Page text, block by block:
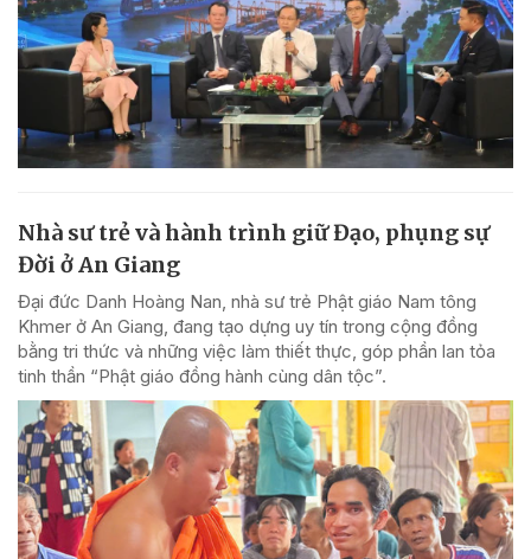
Nhà sư trẻ và hành trình giữ Đạo, phụng sự
Đời ở An Giang
Đại đức Danh Hoàng Nan, nhà sư trẻ Phật giáo Nam tông
Khmer ở An Giang, đang tạo dựng uy tín trong cộng đồng
bằng tri thức và những việc làm thiết thực, góp phần lan tỏa
tinh thần “Phật giáo đồng hành cùng dân tộc”.